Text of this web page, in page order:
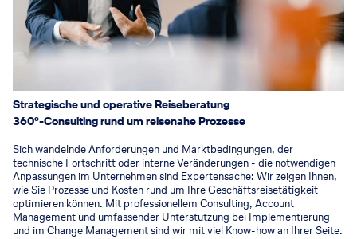
Strategische und operative Reiseberatung
360°-Consulting rund um reisenahe Prozesse
Sich wandelnde Anforderungen und Marktbedingungen, der
technische Fortschritt oder interne Veränderungen - die notwendigen
Anpassungen im Unternehmen sind Expertensache: Wir zeigen Ihnen,
wie Sie Prozesse und Kosten rund um Ihre Geschäftsreisetätigkeit
optimieren können. Mit professionellem Consulting, Account
Management und umfassender Unterstützung bei Implementierung
und im Change Management sind wir mit viel Know-how an Ihrer Seite.